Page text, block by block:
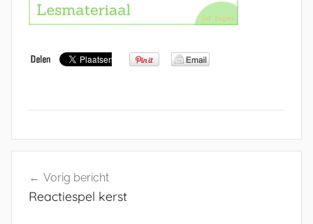
navigatie
Vorig bericht
Reactiespel kerst